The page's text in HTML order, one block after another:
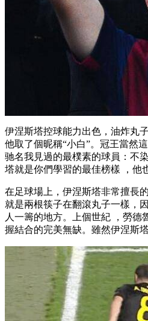
伊涅斯塔控球能力出色 ，油炸
他取了個昵稱“小白” 。冠王當然
驰名我見過的最樸素的球員 ：不
塔就是你們學習的最佳榜樣 ，他
在足球場上，伊涅斯塔非常擅長的
就是兩根筷子在翻滾丸子一樣 ，
人一籌的地方 。上個世紀 ，
握結合的完美無缺。雖然伊涅斯